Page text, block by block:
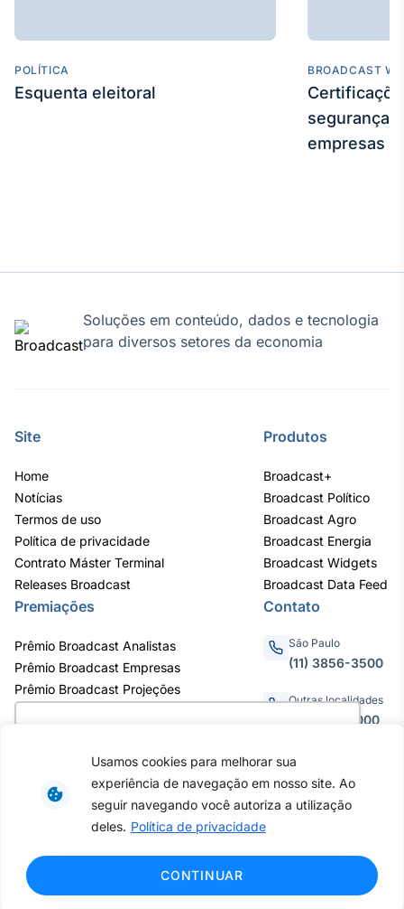
como você interage em nosso site e
personalizar conteúdo. Ao utilizar este site, você
concorda com o uso de cookies.
Saiba mais
Ok, entendi!
Usamos cookies para melhorar sua
experiência de navegação em nosso site. Ao
seguir navegando você autoriza a utilização
deles. Política de privacidade
CONTINUAR
Tokenização
de ativos
POLÍTICA
Esquenta eleitoral
BROADCAST
segurança
empresas
Soluções em conteúdo, dados e tecnologia
para diversos setores da economia
Site
Home
Notícias
Termos de uso
Política de privacidade
Contrato Máster Terminal
Releases Broadcast
Produtos
Broadcast+
Broadcast Político
Broadcast Agro
Broadcast Energia
Broadcast Widgets
Broadcast Data Feed
Premiações
Prêmio Broadcast Analistas
Prêmio Broadcast Empresas
Prêmio Broadcast Projeções
Contato
São Paulo
(11) 3856-3500
Outras localidades
0800.011.3000
Av. Eng. Caetano Álvares, 55 - 3º e
6º andar, Bairro do Limão, São
Paulo / SP, CEP 02598-900 -
direitos reservados ao Broadcast |
Agência Estado.